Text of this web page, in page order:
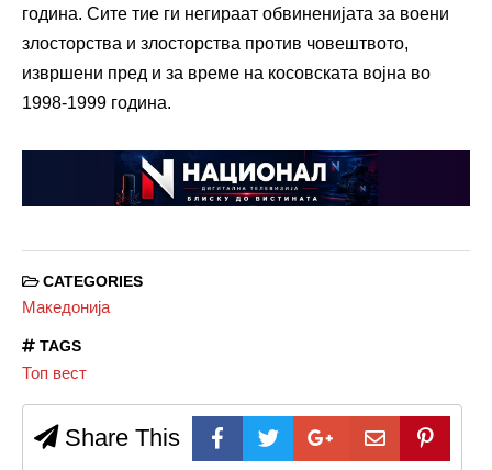
година. Сите тие ги негираат обвиненијата за воени
злосторства и злосторства против човештвото,
извршени пред и за време на косовската војна во
1998-1999 година.
CATEGORIES
Македонија
TAGS
Топ вест
Share This